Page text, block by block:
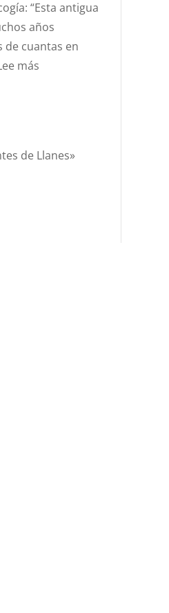
“Esta antigua
años
cuantas en
más
UN
de Llanes»